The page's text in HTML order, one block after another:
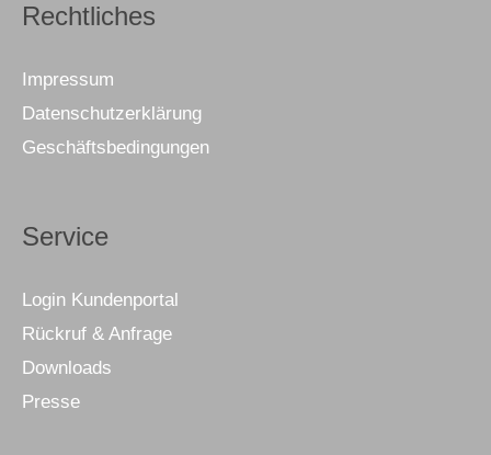
Rechtliches
Impressum
Datenschutzerklärung
Geschäftsbedingungen
Service
Login Kundenportal
Rückruf & Anfrage
Downloads
Presse